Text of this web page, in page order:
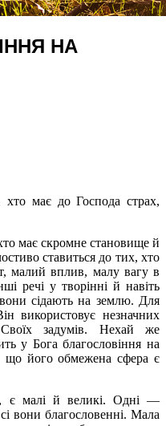
НА
має до Господа страх,
має скромне становище й
ставиться до тих, хто
малий вплив, малу вагу в
речі у творінні й навіть
сідають на землю. Для
використовує незначних
Своїх задумів. Нехай же
у Бога благословіння на
що його обмежена сфера є
є малі й великі. Одні —
вони благословенні. Мала